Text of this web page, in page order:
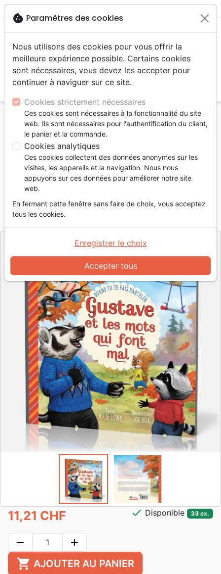
menu
Accueil
Jeunesse
Gustave et les mots qui font mal - Quand tu te fais
harceler
Gustave et les mots qui font mal
Quand tu te fais harceler
Auteur :
RéférenceEXL0616 EAN9782755006162
Excelsis
11,21 CHF check Disponible 33 ex.
remove add
shopping_cart AJOUTER AU PANIER
cookie Paramètres des cookies
Nous utilisons des cookies pour vous offrir la
meilleure expérience possible. Certains cookies
sont nécessaires, vous devez les accepter pour
continuer à naviguer sur ce site.
Cookies strictement nécessaires
Ces cookies sont nécessaires à la fonctionnalité du site
web. Ils sont nécessaires pour l'authentification du client,
le panier et la commande.
Cookies analytiques
Ces cookies collectent des données anonymes sur les
visites, les appareils et la navigation. Nous nous
appuyons sur ces données pour améliorer notre site
web.
En fermant cette fenêtre sans faire de choix, vous acceptez
tous les cookies.
Accepter tous
Enregistrer le choix